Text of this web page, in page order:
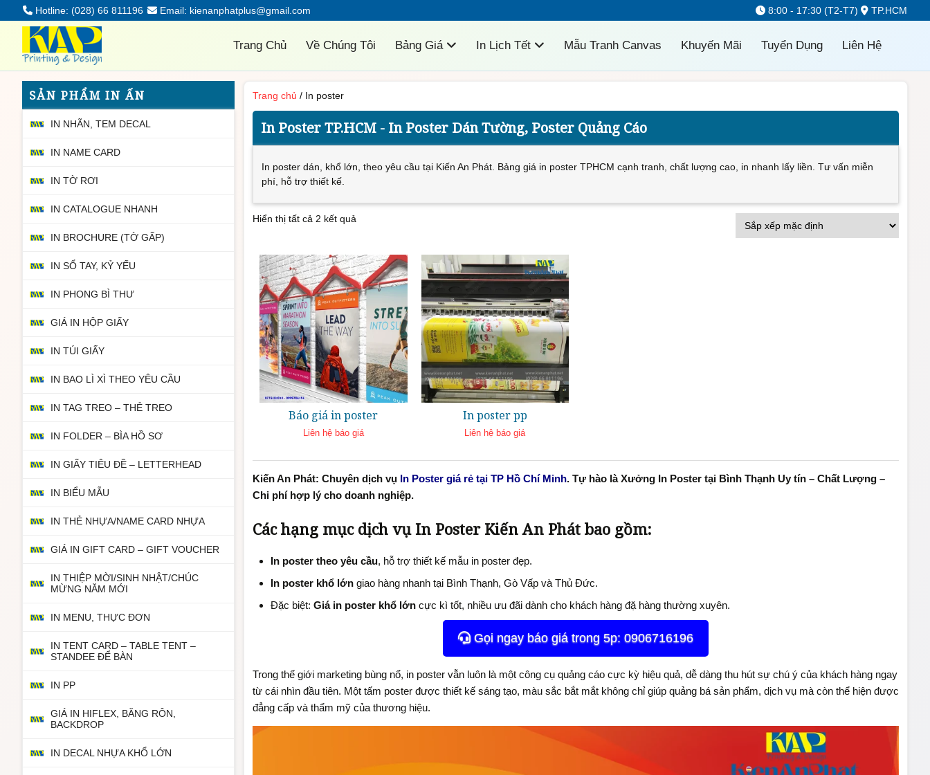
Hotline: (028) 66 811196 Email: kienanphatplus@gmail.com 8:00 - 17:30 (T2-T7) TP.HCM
Trang Chủ Về Chúng Tôi Bảng Giá In Lịch Tết Mẫu Tranh Canvas Khuyến Mãi Tuyển Dụng Liên Hệ
Trang chủ / In poster
In Poster TP.HCM - In Poster Dán Tường, Poster Quảng Cáo
In poster dán, khổ lớn, theo yêu cầu tại Kiến An Phát. Bảng giá in poster TPHCM cạnh tranh, chất lượng cao, in nhanh lấy liền. Tư vấn miễn
phí, hỗ trợ thiết kế.
Hiển thị tất cả 2 kết quả
Báo giá in poster
Liên hệ báo giá
In poster pp
Liên hệ báo giá
Kiến An Phát: Chuyên dịch vụ In Poster giá rẻ tại TP Hồ Chí Minh. Tự hào là Xưởng In Poster tại Bình Thạnh Uy tín – Chất Lượng –
Chi phí hợp lý cho doanh nghiệp.
Các hạng mục dịch vụ In Poster Kiến An Phát bao gồm:
In poster theo yêu cầu, hỗ trợ thiết kế mẫu in poster đẹp.
In poster khổ lớn giao hàng nhanh tại Bình Thạnh, Gò Vấp và Thủ Đức.
Đặc biệt: Giá in poster khổ lớn cực kì tốt, nhiều ưu đãi dành cho khách hàng đặ hàng thường xuyên.
Gọi ngay báo giá trong 5p: 0906716196
Trong thế giới marketing bùng nổ, in poster vẫn luôn là một công cụ quảng cáo cực kỳ hiệu quả, dễ dàng thu hút sự chú ý của khách hàng ngay
từ cái nhìn đầu tiên. Một tấm poster được thiết kế sáng tạo, màu sắc bắt mắt không chỉ giúp quảng bá sản phẩm, dịch vụ mà còn thể hiện được
đẳng cấp và thẩm mỹ của thương hiệu.
SẢN PHẨM IN ẤN
IN NHÃN, TEM DECAL
IN NAME CARD
IN TỜ RƠI
IN CATALOGUE NHANH
IN BROCHURE (TỜ GẤP)
IN SỔ TAY, KỶ YẾU
IN PHONG BÌ THƯ
GIÁ IN HỘP GIẤY
IN TÚI GIẤY
IN BAO LÌ XÌ THEO YÊU CẦU
IN TAG TREO – THẺ TREO
IN FOLDER – BÌA HỒ SƠ
IN GIẤY TIÊU ĐỀ – LETTERHEAD
IN BIỂU MẪU
IN THẺ NHỰA/NAME CARD NHỰA
GIÁ IN GIFT CARD – GIFT VOUCHER
IN THIỆP MỜI/SINH NHẬT/CHÚC
MỪNG NĂM MỚI
IN MENU, THỰC ĐƠN
IN TENT CARD – TABLE TENT –
STANDEE ĐỂ BÀN
IN PP
GIÁ IN HIFLEX, BĂNG RÔN,
BACKDROP
IN DECAL NHỰA KHỔ LỚN